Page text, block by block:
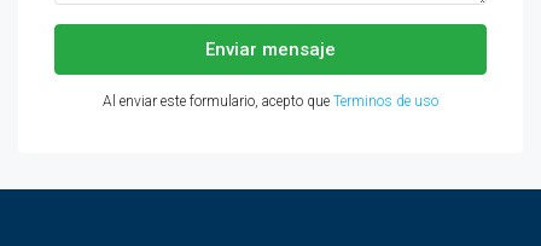
Enviar mensaje
Al enviar este formulario, acepto que Terminos de uso